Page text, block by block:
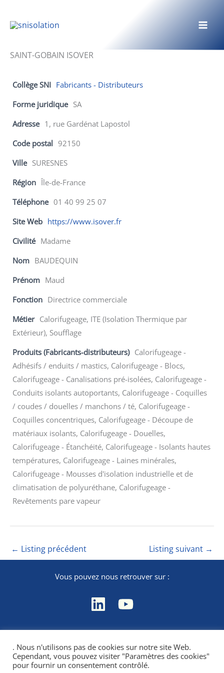
SAINT-GOBAIN ISOVER
Collège SNI Fabricants - Distributeurs
Forme juridique SA
Adresse 1, rue Gardénat Lapostol
Code postal 92150
Ville SURESNES
Région Île-de-France
Téléphone 01 40 99 25 07
Site Web https://www.isover.fr
Civilité Madame
Nom BAUDEQUIN
Prénom Maud
Fonction Directrice commerciale
Métier Calorifugeage, ITE (Isolation Thermique par
Extérieur), Soufflage
Produits (Fabricants-distributeurs) Calorifugeage -
Adhésifs / enduits / mastics, Calorifugeage - Blocs,
Calorifugeage - Canalisations pré-isolées, Calorifugeage -
Conduits isolants autoportants, Calorifugeage - Coquilles
/ coudes / douelles / manchons / té, Calorifugeage -
Coquilles concentriques, Calorifugeage - Découpe de
matériaux isolants, Calorifugeage - Douelles,
Calorifugeage - Étanchéité, Calorifugeage - Isolants hautes
températures, Calorifugeage - Laines minérales,
Calorifugeage - Mousses d'isolation industrielle et de
climatisation de polyuréthane, Calorifugeage -
Revêtements pare vapeur
← Listing précédent Listing suivant →
Vous pouvez nous retrouver sur :
Mentions légales
Politique de confidentialité
. Nous n'utilisons pas de cookies sur notre site Web.
Cependant, vous pouvez visiter "Paramètres des cookies"
pour fournir un consentement contrôlé.